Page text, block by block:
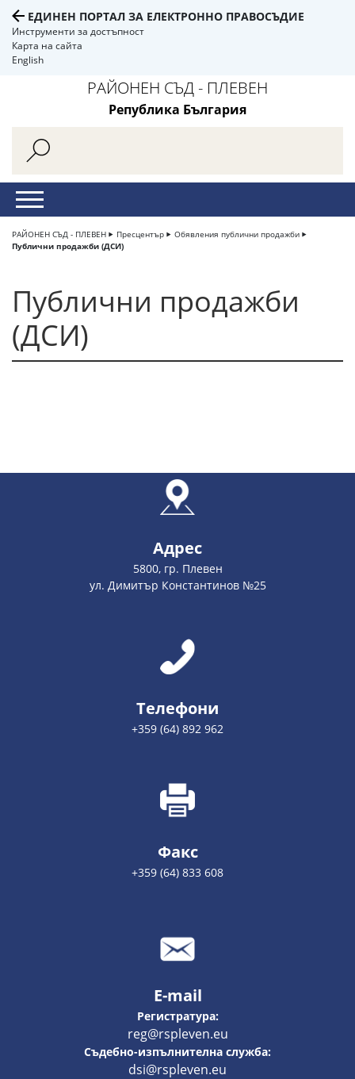
ЕДИНЕН ПОРТАЛ ЗА ЕЛЕКТРОННО ПРАВОСЪДИЕ
Инструменти за достъпност
Карта на сайта
English
РАЙОНЕН СЪД - ПЛЕВЕН
Република България
РАЙОНЕН СЪД - ПЛЕВЕН Пресцентър
Обявления публични продажби
Публични продажби (ДСИ)
Публични продажби
(ДСИ)
Адрес
5800, гр. Плевен
ул. Димитър Константинов №25
Телефони
+359 (64) 892 962
Факс
+359 (64) 833 608
E-mail
Регистратура:
reg@rspleven.eu
Съдебно-изпълнителна служба:
dsi@rspleven.eu